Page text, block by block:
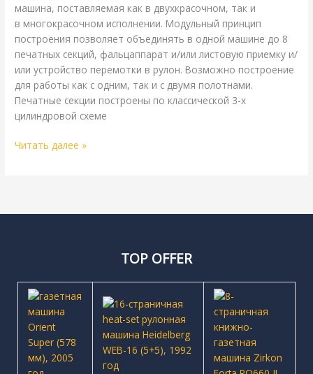
машина, поставляемая как в двухкрасочном, так и
в многокрасочном исполнении. Модульный принцип
построения позволяет объединять в одной машине до 8
печатных секций, фальцаппарат и/или листовую приемку и/
или устройство перемотки в рулон. Возможно построение
для работы как с одним, так и с двумя полотнами.
Печатные секции построены по классической 3-х
цилиндровой схеме
Читать далее »
TOP OFFER